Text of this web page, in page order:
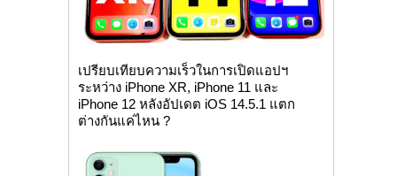
เปรียบเทียบความเร็วในการเปิดแอปฯ
ระหว่าง iPhone XR, iPhone 11 และ
iPhone 12 หลังอัปเดต iOS 14.5.1 แตก
ต่างกันแค่ไหน ?